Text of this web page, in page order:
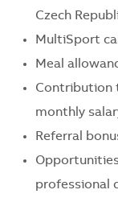
Czech
MultiSport
Meal
Contribution
monthly
Referral
professional